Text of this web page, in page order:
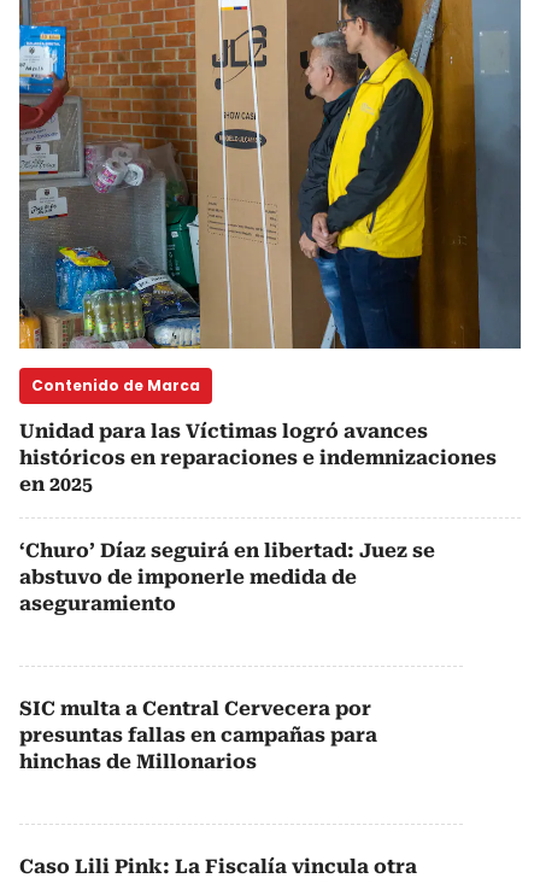
Contenido de Marca
Unidad para las Víctimas logró avances
históricos en reparaciones e indemnizaciones
en 2025
‘Churo’ Díaz seguirá en libertad: Juez se
abstuvo de imponerle medida de
aseguramiento
SIC multa a Central Cervecera por
presuntas fallas en campañas para
hinchas de Millonarios
Caso Lili Pink: La Fiscalía vincula otra